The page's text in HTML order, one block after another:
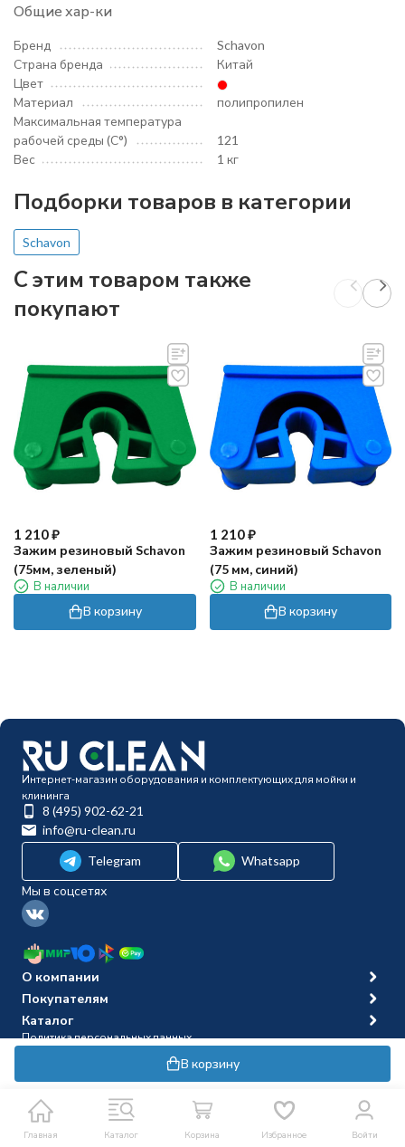
В корзину
Общие хар-ки
Бренд
Schavon
Страна бренда
Китай
Цвет
Материал
полипропилен
Максимальная температура
рабочей среды (С°)
121
Вес
1 кг
Подборки товаров в категории
Schavon
C этим товаром также
покупают
1 210₽
Зажим резиновый Schavon
(75мм, зеленый)
В наличии
В корзину
1 210₽
Зажим резиновый Schavon
(75 мм, синий)
В наличии
В корзину
Главная Каталог Корзина Избранное Войти
Интернет-магазин оборудования и комплектующих для мойки и
клининга
8 (495) 902-62-21
info@ru-clean.ru
Telegram
Whatsapp
Мы в соцсетях
О компании
Покупателям
Каталог
Политика персональных данных